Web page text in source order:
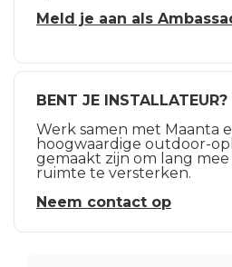
Meld je aan als
BENT JE INSTALLATEUR?
Werk samen met Maanta
hoogwaardige outdoor-
gemaakt zijn om lang
ruimte te versterken.
Neem contact op